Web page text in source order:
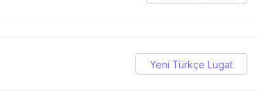
Yeni Türkçe Lugat